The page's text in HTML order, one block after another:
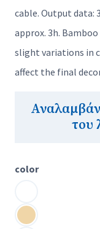
cable. Output data:
approx. 3h.
slight variations in
affect the final
του
color